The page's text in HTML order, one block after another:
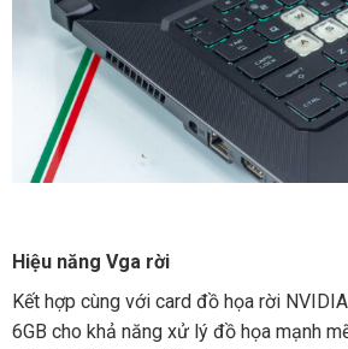
Hiệu năng Vga rời
Kết hợp cùng với card đồ họa rời
6GB cho khả năng xử lý đồ họa mạnh